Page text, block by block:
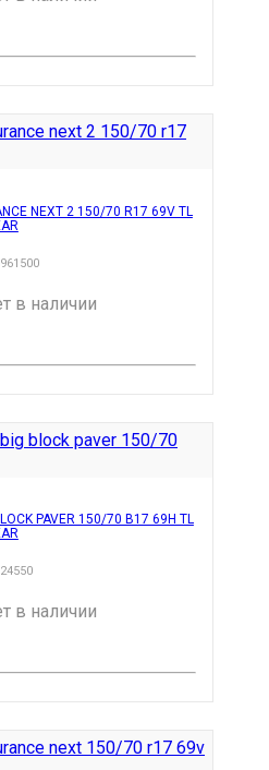
NEXT 2 150/70 R17 69V TL
PAVER 150/70 B17 69H TL
24550